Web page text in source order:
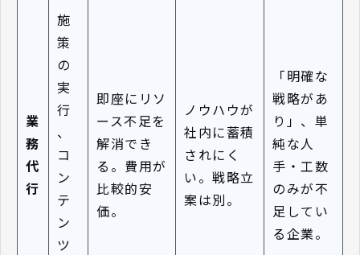
業
務
代
行
施
策
の
実
行
、
コ
ン
テ
ン
ツ
即座にリソ
ース不足を
解消でき
る。費用が
比較的安
価。
ノウハウが
社内に蓄積
されにく
い。戦略立
案は別。
「明確な
戦略があ
り」、単
純な人
手・工数
のみが不
足してい
る企業。